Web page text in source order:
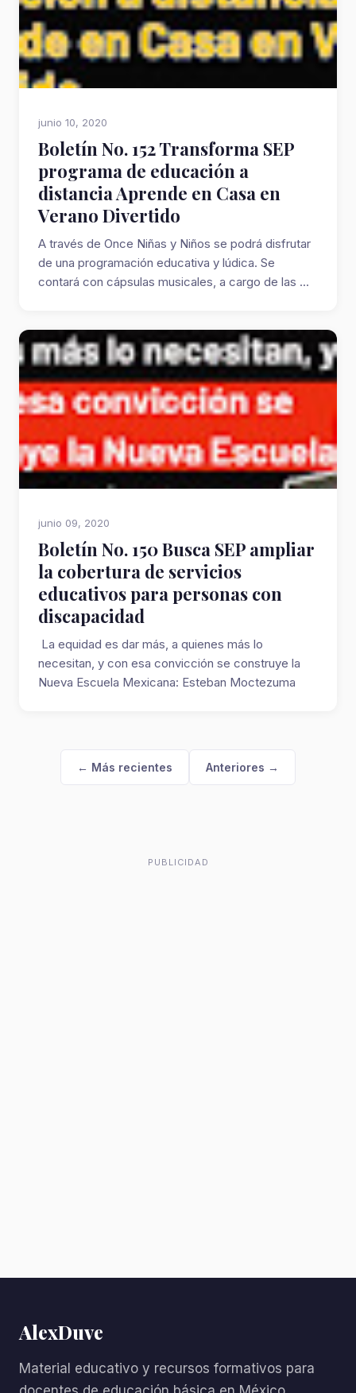
junio 10, 2020
Boletín No. 152 Transforma SEP
programa de educación a
distancia Aprende en Casa en
Verano Divertido
A través de Once Niñas y Niños se podrá disfrutar
de una programación educativa y lúdica. Se
contará con cápsulas musicales, a cargo de las ...
junio 09, 2020
Boletín No. 150 Busca SEP ampliar
la cobertura de servicios
educativos para personas con
discapacidad
La equidad es dar más, a quienes más lo
necesitan, y con esa convicción se construye la
Nueva Escuela Mexicana: Esteban Moctezuma
← Más recientes Anteriores →
PUBLICIDAD
AlexDuve
Material educativo y recursos formativos para